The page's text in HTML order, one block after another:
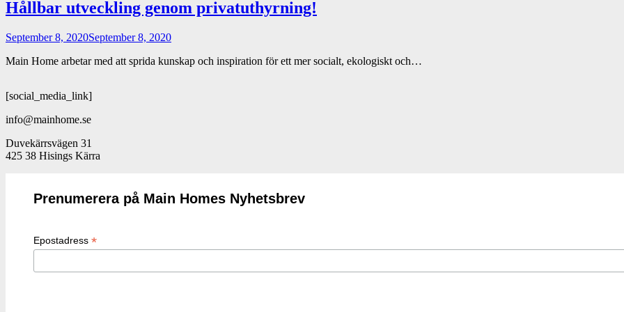
Hållbar utveckling genom privatuthyrning!
September 8, 2020September 8, 2020
Main Home arbetar med att sprida kunskap och inspiration för ett mer socialt, ekologiskt och…
[social_media_link]
info@mainhome.se
Duvekärrsvägen 31
425 38 Hisings Kärra
Prenumerera på Main Homes Nyhetsbrev
Epostadress *